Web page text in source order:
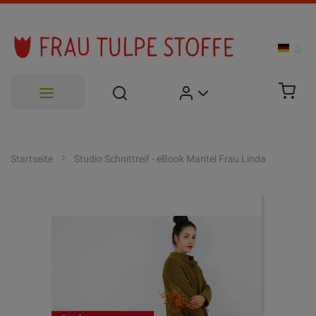
Startseite Studio Schnittreif - eBook Mantel Frau Linda